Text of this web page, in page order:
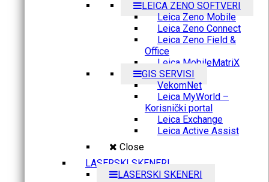
LEICA ZENO SOFTVERI
Leica Zeno Mobile
Leica Zeno Connect
Leica Zeno Field &
Office
Leica MobileMatriX
GIS SERVISI
VekomNet
Leica MyWorld –
Korisnički portal
Leica Exchange
Leica Active Assist
Close
LASERSKI SKENERI
LASERSKI SKENERI